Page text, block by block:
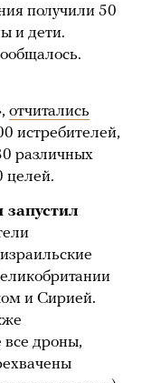
получили 50
и дети.
отчитались
истребителей,
различных
целей.
и Сирией.
все дроны,